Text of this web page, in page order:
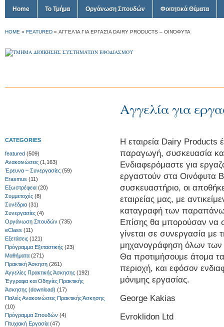
Home Το Τμήμα Οργάνωση Σπουδών Φοιτητικά Θέματα
HOME » FEATURED » ΑΓΓΕΛΊΑ ΓΙΑ ΕΡΓΑΣΊΑ DAIRY PRODUCTS – ΟΙΝΌΦΥΤΑ
Αγγελία για
CATEGORIES
featured (509)
Ανακοινώσεις (1,163)
Έρευνα – Συνεργασίες (59)
Erasmus (11)
Εξωστρέφεια (20)
Συμμετοχές (8)
Συνέδρια (31)
Συνεργασίες (4)
Οργάνωση Σπουδών (735)
eClass (11)
Εξετάσεις (121)
Πρόγραμμα Εξεταστικής (23)
Μαθήματα (271)
Πρακτική Άσκηση (261)
Αγγελίες Πρακτικής Άσκησης (192)
Έγγραφα και Οδηγίες Πρακτικής
Άσκησης (download) (17)
Παλιές Ανακοινώσεις Πρακτικής Άσκησης
(10)
Πρόγραμμα Σπουδών (4)
Πτυχιακή Εργασία (47)
Η εταιρεία Dairy Products
παραγωγή, συσκευασία
Ενδιαφερόμαστε για
εργαστούν στα Οινόφυτα
συσκευαστήριο, οι
εταιρείας μας, με
καταγραφή των
Επίσης θα μπορούσαν να
γίνεται σε συνεργασία με
μηχανογράφηση όλων
Θα προτιμήσουμε άτομα
περιοχή, και εφόσον
μόνιμης εργασίας.
George Kakias
Evroklidon Ltd